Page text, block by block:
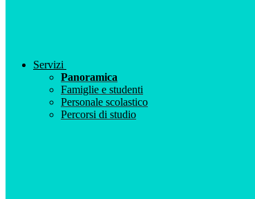
Servizi
Panoramica
Famiglie e studenti
Personale scolastico
Percorsi di studio